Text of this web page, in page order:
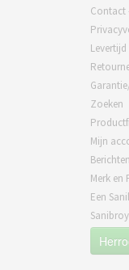
Contact
Zoeken
Mijn
Berichten
Merk
Een